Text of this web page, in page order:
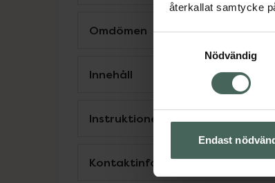
återkallat samtycke
Nödvändig
Endast
Omdömen
Innehåll
Instruktioner
Kontaktinfo tillverkare